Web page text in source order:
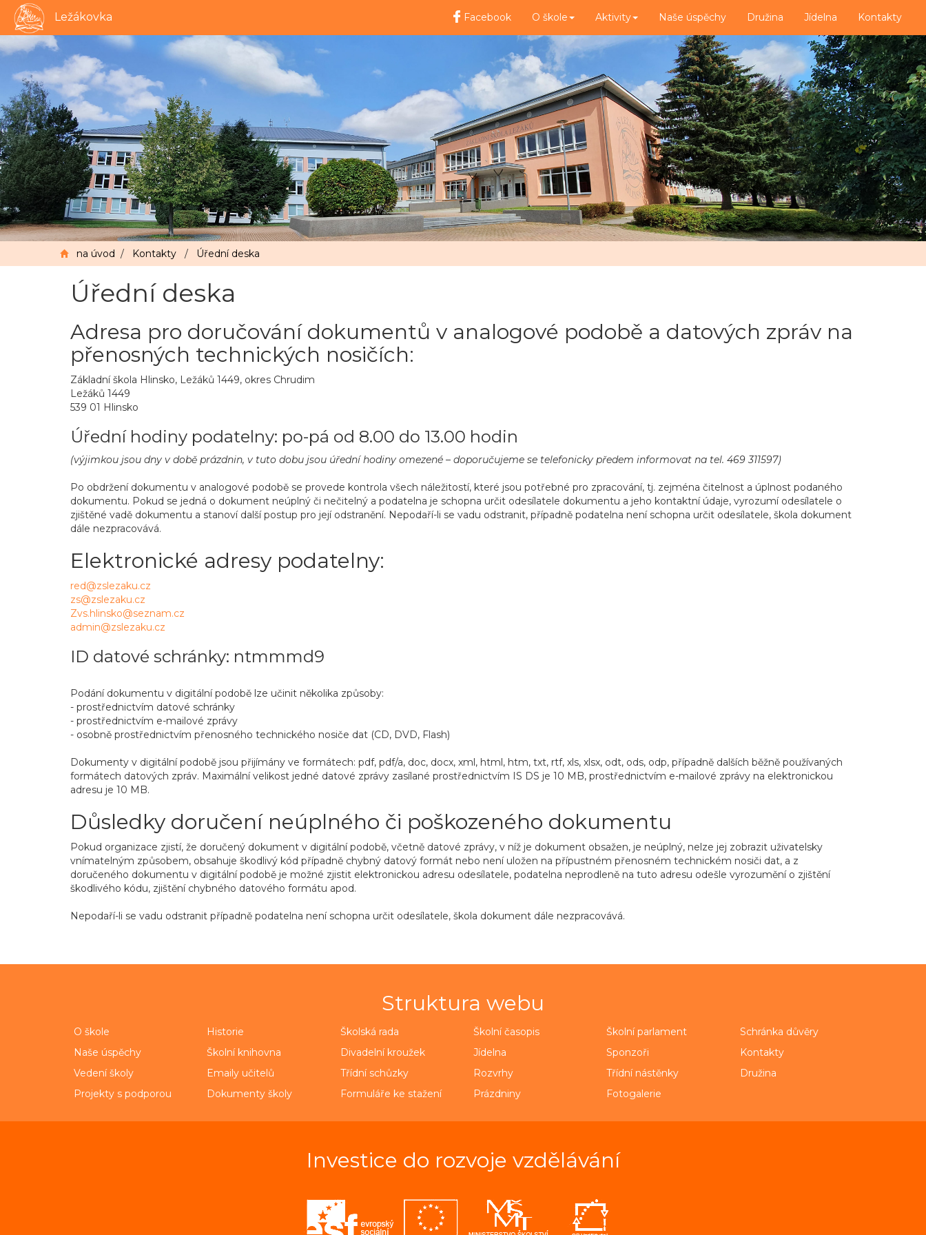
Ležákovka Facebook O škole Aktivity Naše úspěchy Družina Jídelna Kontakty
na úvod / Kontakty / Úřední deska
Úřední deska
Adresa pro doručování dokumentů v analogové podobě a datových zpráv na
přenosných technických nosičích:
Základní škola Hlinsko, Ležáků 1449, okres Chrudim
Ležáků 1449
539 01 Hlinsko
Úřední hodiny podatelny: po-pá od 8.00 do 13.00 hodin
(výjimkou jsou dny v době prázdnin, v tuto dobu jsou úřední hodiny omezené – doporučujeme se telefonicky předem informovat na tel. 469 311597)
Po obdržení dokumentu v analogové podobě se provede kontrola všech náležitostí, které jsou potřebné pro zpracování, tj. zejména čitelnost a úplnost podaného
dokumentu. Pokud se jedná o dokument neúplný či nečitelný a podatelna je schopna určit odesílatele dokumentu a jeho kontaktní údaje, vyrozumí odesílatele o
zjištěné vadě dokumentu a stanoví další postup pro její odstranění. Nepodaří-li se vadu odstranit, případně podatelna není schopna určit odesílatele, škola dokument
dále nezpracovává.
Elektronické adresy podatelny:
red@zslezaku.cz
zs@zslezaku.cz
Zvs.hlinsko@seznam.cz
admin@zslezaku.cz
ID datové schránky: ntmmmd9
Podání dokumentu v digitální podobě lze učinit několika způsoby:
- prostřednictvím datové schránky
- prostřednictvím e-mailové zprávy
- osobně prostřednictvím přenosného technického nosiče dat (CD, DVD, Flash)
Dokumenty v digitální podobě jsou přijímány ve formátech: pdf, pdf/a, doc, docx, xml, html, htm, txt, rtf, xls, xlsx, odt, ods, odp, případně dalších běžně používaných
formátech datových zpráv. Maximální velikost jedné datové zprávy zasílané prostřednictvím IS DS je 10 MB, prostřednictvím e-mailové zprávy na elektronickou
adresu je 10 MB.
Důsledky doručení neúplného či poškozeného dokumentu
Pokud organizace zjistí, že doručený dokument v digitální podobě, včetně datové zprávy, v níž je dokument obsažen, je neúplný, nelze jej zobrazit uživatelsky
vnímatelným způsobem, obsahuje škodlivý kód případně chybný datový formát nebo není uložen na přípustném přenosném technickém nosiči dat, a z
doručeného dokumentu v digitální podobě je možné zjistit elektronickou adresu odesílatele, podatelna neprodleně na tuto adresu odešle vyrozumění o zjištění
škodlivého kódu, zjištění chybného datového formátu apod.
Nepodaří-li se vadu odstranit případně podatelna není schopna určit odesílatele, škola dokument dále nezpracovává.
Struktura webu
O škole Historie Školská rada Školní časopis Školní parlament
Schránka důvěry
Naše úspěchy
Školní knihovna Divadelní kroužek Jídelna Sponzoři
Kontakty
Vedení školy
Emaily učitelů Třídní schůzky Rozvrhy Třídní nástěnky
Družina
Projekty s podporou
Dokumenty školy Formuláře ke stažení Prázdniny Fotogalerie
Investice do rozvoje vzdělávání